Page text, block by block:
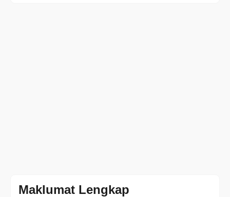
Maklumat Lengkap